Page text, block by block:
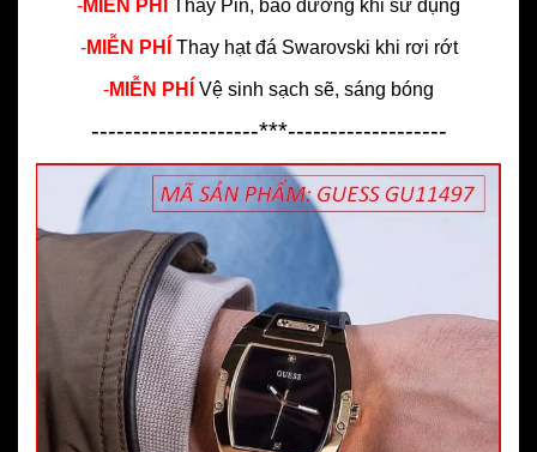
-MIỄN PHÍ Thay Pin, bảo dưỡng khi sử dụng
-MIỄN PHÍ Thay hạt đá Swarovski khi rơi rớt
-MIỄN PHÍ Vệ sinh sạch sẽ, sáng bóng
--------------------***-------------------